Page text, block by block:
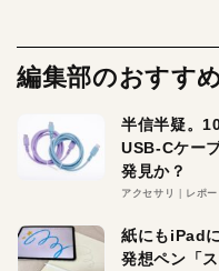
編集部のおすす
半信半疑。
USB-Cケー
発見か？
アクセサリ レポー
紙にもiPad
発想ペン「